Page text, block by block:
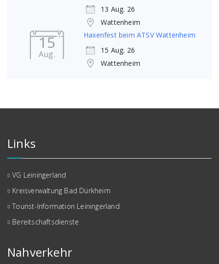
13 Aug. 26
Wattenheim
15
Aug.
Haxenfest beim ATSV Wattenheim
15 Aug. 26
Wattenheim
Links
VG Leiningerland
Kreisverwaltung Bad Dürkheim
Tourist-Information Leiningerland
Bereitschaftsdienste
Nahverkehr